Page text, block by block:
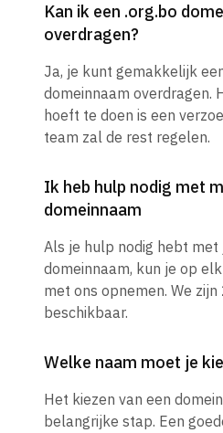
Kan ik een .org.bo
overdragen?
Ja, je kunt gemakkelijk
domeinnaam overdragen.
hoeft te doen is een
team zal de rest regelen.
Ik heb hulp nodig met
domeinnaam
Als je hulp nodig hebt met
domeinnaam, kun je op
met ons opnemen. We
beschikbaar.
Welke naam moet je
Het kiezen van een
belangrijke stap. Een